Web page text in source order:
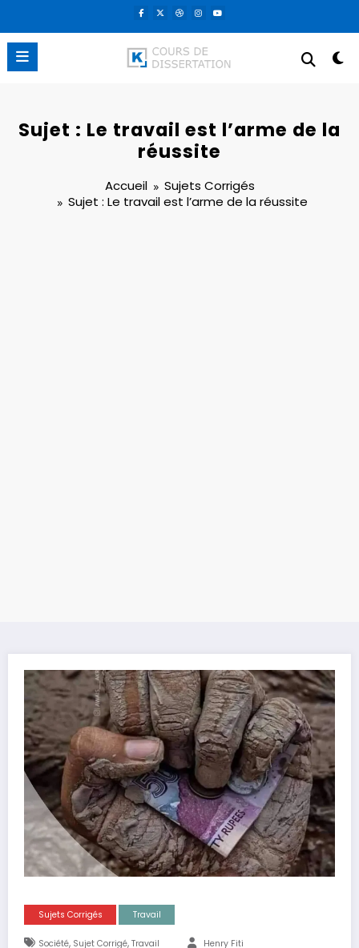
contenu
Sujet : Le travail est l’arme de la
réussite
Accueil
Sujets Corrigés
Sujet : Le travail est l’arme de la réussite
Sujets Corrigés Travail
Société, Sujet Corrigé, Travail Henry Fiti